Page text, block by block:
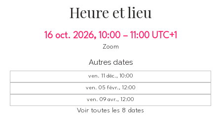
Heure et lieu
16 oct. 2026, 10:00 – 11:00 UTC+1
Zoom
Autres dates
ven. 11 déc., 10:00
ven. 05 févr., 12:00
ven. 09 avr., 12:00
Voir toutes les 8 dates